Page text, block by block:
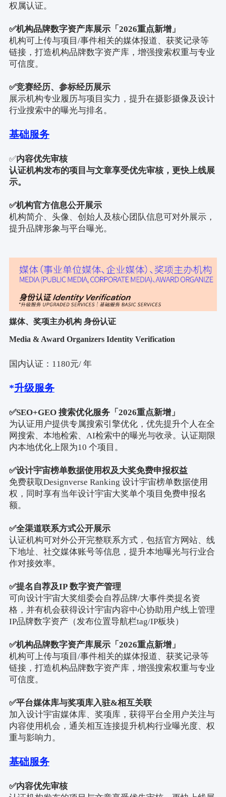
权属认证。
✅机构品牌数字资产库展示「 2026重点新增」
机构可上传与项目/事件相关的媒体报道、获奖记录等
链接，打造机构品牌数字资产库，增强搜索权重与专业
可信度。
✅竞赛经历、参标经历展示
展示机构专业履历与项目实力，提升在摄影摄像及设计
行业搜索中的曝光与排名。
基础服务
✅内容优先审核
认证机构发布的项目与文章享受优先审核，更快上线展
示。
✅机构官方信息公开展示
机构简介、头像、创始人及核心团队信息可对外展示，
提升品牌形象与平台曝光。
媒体、奖项主办机构 身份认证
Media & Award Organizers Identity Verification
国内认证： 1180元/ 年
*升级服务
✅SEO+GEO 搜索优化服务「 2026重点新增」
为认证用户提供专属搜索引擎优化，优先提升个人在全
网搜索、本地检索、 AI检索中的曝光与收录。认证期限
内本地优化上限为10 个项目。
✅设计宇宙榜单数据使用权及大奖免费申报权益
免费获取Designverse Ranking 设计宇宙榜单数据使用
权，同时享有当年设计宇宙大奖单个项目免费申报名
额。
✅全渠道联系方式公开展示
认证机构可对外公开完整联系方式，包括官方网站、线
下地址、社交媒体账号等信息，提升本地曝光与行业合
作对接效率。
✅提名自荐及IP 数字资产管理
可向设计宇宙大奖组委会自荐品牌/大事件类提名资
格，并有机会获得设计宇宙内容中心协助用户线上管理
IP品牌数字资产（发布位置导航栏tag/IP板块）
✅机构品牌数字资产库展示「 2026重点新增」
机构可上传与项目/事件相关的媒体报道、获奖记录等
链接，打造机构品牌数字资产库，增强搜索权重与专业
可信度。
✅平台媒体库与奖项库入驻&相互关联
加入设计宇宙媒体库、奖项库，获得平台全用户关注与
内容使用机会，通关相互连接提升机构行业曝光度、权
重与影响力。
基础服务
✅内容优先审核